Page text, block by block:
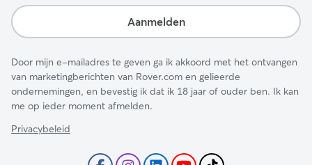
Aanmelden
Door mijn e-mailadres te geven ga ik akkoord met het ontvangen
van marketingberichten van Rover.com en gelieerde
ondernemingen, en bevestig ik dat ik 18 jaar of ouder ben. Ik kan
me op ieder moment afmelden.
Privacybeleid